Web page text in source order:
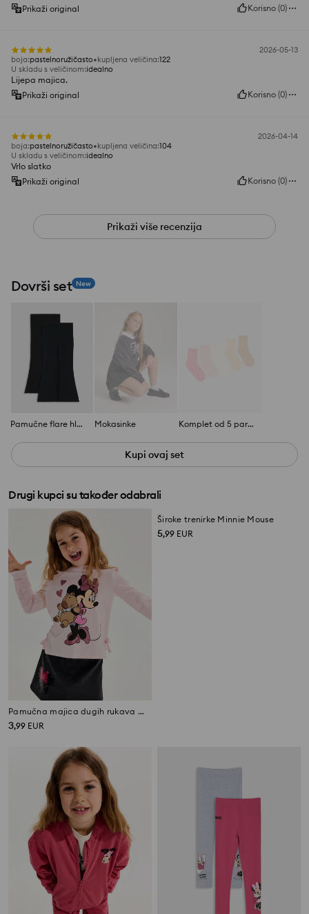
Prikaži original
Korisno (0)
2026-05-13
boja:pastelnoružičasto kupljena veličina:122
U skladu s veličinom:idealno
Lijepa majica.
Prikaži original
Korisno (0)
2026-04-14
boja:pastelnoružičasto kupljena veličina:104
U skladu s veličinom:idealno
Vrlo slatko
Prikaži original
Korisno (0)
Prikaži više recenzija
Dovrši set New
Pamučne flare hlače 2 pack Mokasinke Komplet od 5 pari čarapa
Kupi ovaj set
Drugi kupci su također odabrali
Pamučna majica dugih rukava Minnie Mouse
3,99 EUR